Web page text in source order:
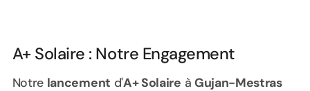
A+ Solaire : Notre Engagement
Notre lancement d'A+ Solaire à Gujan-Mestras